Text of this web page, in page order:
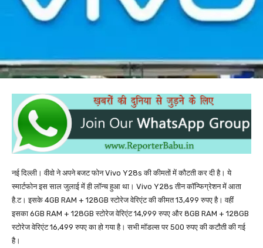
नई दिल्ली। वीवो ने अपने बजट फोन Vivo Y28s की कीमतों में कौटती कर दी है। ये
स्मार्टफोन इस साल जुलाई में ही लॉन्च हुआ था। Vivo Y28s तीन कॉन्फिग्रेशन में आता
है.ट। इसके 4GB RAM + 128GB स्टोरेज वेरिएंट की कीमत 13,499 रुपए है। वहीं
इसका 6GB RAM + 128GB स्टोरेज वेरिएंट 14,999 रुपए और 8GB RAM + 128GB
स्टोरेज वेरिएंट 16,499 रुपए का हो गया है। सभी मॉडल्स पर 500 रुपए की कटौती की गई
है।